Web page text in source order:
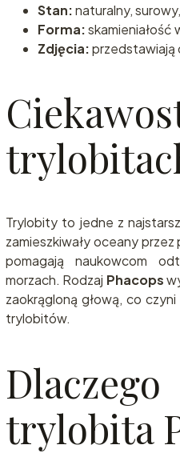
Stan:naturalny,
Forma:skamieniałość
Zdjęcia:przedstawiają
Trylobity to jedne z
zamieszkiwały oceany
pomagają naukowcom
morzach. Rodzaj Phacops
zaokrągloną głową, co
trylobitów.
trylobita